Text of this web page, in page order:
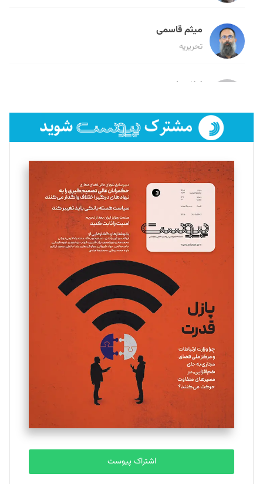
میثم قاسمی
تحریریه
لیلا حنارود
فائزه فتحی رستمی
تحریریه
سروش کرمیان
تحریریه
مینا پاکدل
یسنا امان‌پور
تحریریه
ملینا جعفری
تحریریه
مصطفی مسجدی آرانی
تحریریه
بابک نقاش
اشتراک پیوست